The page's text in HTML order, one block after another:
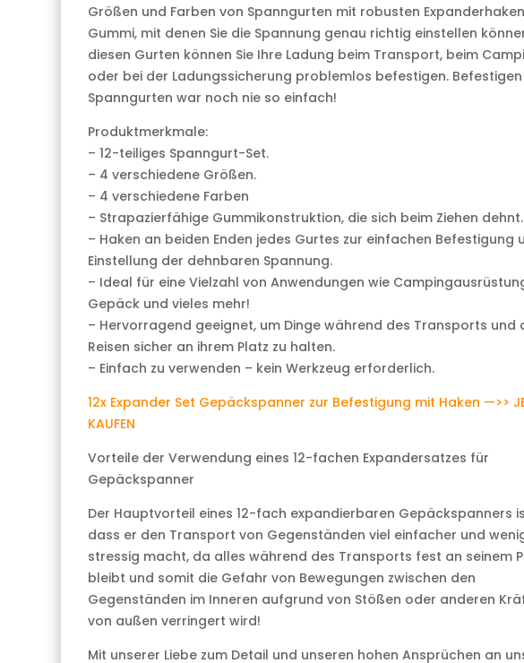
Größen und Farben von Spanngurten mit robusten
Gummi, mit denen Sie die Spannung genau richtig einstellen
diesen Gurten können Sie Ihre Ladung beim Transport, beim
oder bei der Ladungssicherung problemlos befestigen.
Spanngurten war noch nie so einfach!
Produktmerkmale:
– 12-teiliges Spanngurt-Set.
– 4 verschiedene Größen.
– 4 verschiedene Farben
– Strapazierfähige Gummikonstruktion, die sich beim Ziehen dehnt.
– Haken an beiden Enden jedes Gurtes zur einfachen Befestigung
Einstellung der dehnbaren Spannung.
– Ideal für eine Vielzahl von Anwendungen wie
Gepäck und vieles mehr!
– Hervorragend geeignet, um Dinge während des Transports und
Reisen sicher an ihrem Platz zu halten.
– Einfach zu verwenden – kein Werkzeug erforderlich.
12x Expander Set Gepäckspanner zur Befestigung mit Haken —>>
KAUFEN
Vorteile der Verwendung eines 12-fachen Expandersatzes für
Gepäckspanner
Der Hauptvorteil eines 12-fach expandierbaren Gepäckspanners
dass er den Transport von Gegenständen viel einfacher und
stressig macht, da alles während des Transports fest an seinem
bleibt und somit die Gefahr von Bewegungen zwischen den
Gegenständen im Inneren aufgrund von Stößen oder anderen
von außen verringert wird!
Mit unserer Liebe zum Detail und unseren hohen Ansprüchen an